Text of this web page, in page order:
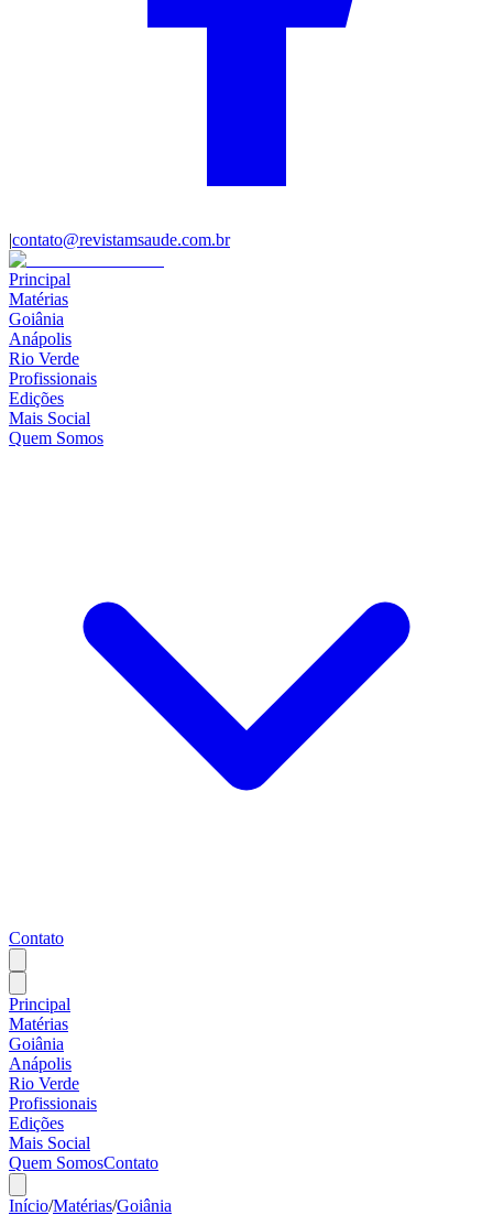
|contato@revistamsaude.com.br
Principal
Matérias
Goiânia
Anápolis
Rio Verde
Profissionais
Edições
Mais Social
Quem Somos
Contato
Principal
Matérias
Goiânia
Anápolis
Rio Verde
Profissionais
Edições
Mais Social
Quem SomosContato
Início/Matérias/Goiânia